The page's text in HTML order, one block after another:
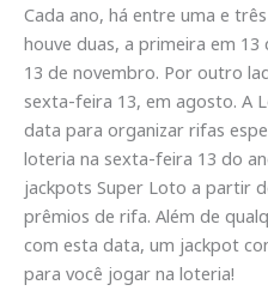
Cada ano, há entre uma e
houve duas, a primeira em
13 de novembro. Por outro
sexta-feira 13, em agosto. A
data para organizar rifas
loteria na sexta-feira 13 do
jackpots Super Loto a partir
prêmios de rifa. Além de
com esta data, um jackpot
para você jogar na loteria!